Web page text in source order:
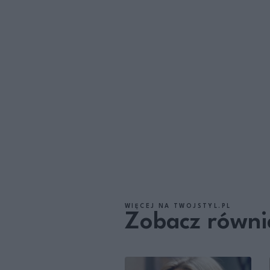
WIĘCEJ NA TWOJSTYL.PL
Zobacz